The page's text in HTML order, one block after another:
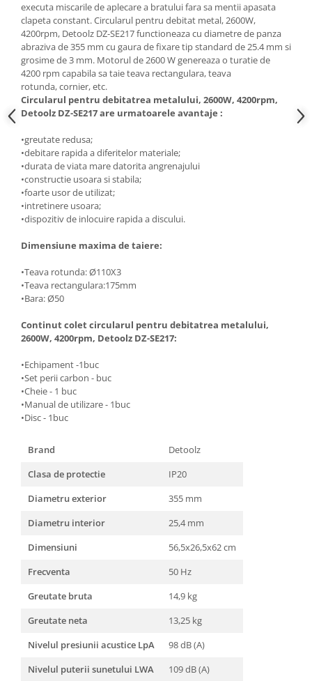
Masini de spalat vase incorporabile
Masini de spalat vase
independente
Motoburghiu/Foreza pamant
Pachete Incorporabile
Pirostrii & Arzatoare
Pompe de stropit
Radiatoare
Semanatoare,Plantatoare
Sere
Aspiratoare
Suflante Frunze
Ventilatoare & Sisteme Racire
Aparate de aer conditionat
Ventilatoare
Zootehnie
Foarfeci tuns oi
executa miscarile de aplecare a bratului fara sa mentii apasata
clapeta constant. Circularul pentru debitat metal, 2600W,
4200rpm, Detoolz DZ-SE217 functioneaza cu diametre de panza
abraziva de 355 mm cu gaura de fixare tip standard de 25.4 mm si
grosime de 3 mm. Motorul de 2600 W genereaza o turatie de
4200 rpm capabila sa taie teava rectangulara, teava
rotunda, cornier, etc.
Circularul pentru debitatrea metalului, 2600W, 4200rpm,
Detoolz DZ-SE217 are urmatoarele avantaje :
•greutate redusa;
•debitare rapida a diferitelor materiale;
•durata de viata mare datorita angrenajului
•constructie usoara si stabila;
•foarte usor de utilizat;
•intretinere usoara;
•dispozitiv de inlocuire rapida a discului.
Dimensiune maxima de taiere:
•Teava rotunda: Ø110X3
•Teava rectangulara:175mm
•Bara: Ø50
Continut colet circularul pentru debitatrea metalului,
2600W, 4200rpm, Detoolz DZ-SE217:
•Echipament -1buc
•Set perii carbon - buc
•Cheie - 1 buc
•Manual de utilizare - 1buc
•Disc - 1buc
Brand
Detoolz
Clasa de protectie
IP20
Diametru exterior
355 mm
Diametru interior
25,4 mm
Dimensiuni
56,5x26,5x62 cm
Frecventa
50 Hz
Greutate bruta
14,9 kg
Greutate neta
13,25 kg
Nivelul presiunii acustice LpA
98 dB (A)
Nivelul puterii sunetului LWA
109 dB (A)